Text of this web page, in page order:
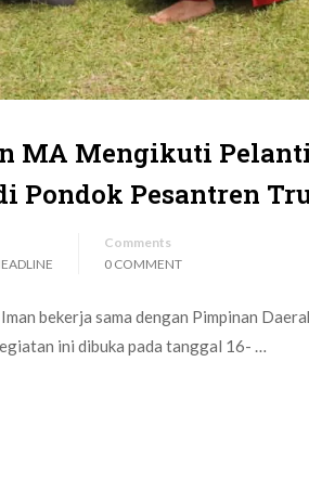
MA Mengikuti
Pondok Pesantren
Comments
0 COMMENT
bekerja sama dengan Pimpinan
ini dibuka pada tanggal 16- …